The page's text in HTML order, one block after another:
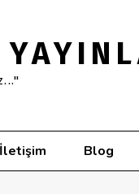
İletişim Blog